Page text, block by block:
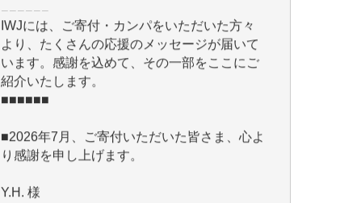
います。感謝を込めて、その一部をここにご
紹介いたします。
■■■■■■
■2026年7月、ご寄付いただいた皆さま、心よ
Y.H. 様
Y,M. 様